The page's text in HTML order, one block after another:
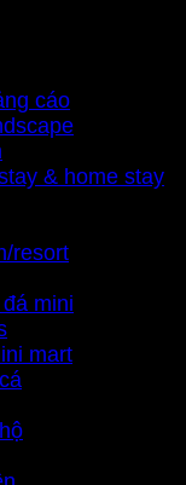
cáo
& home stay
resort
mini
mart